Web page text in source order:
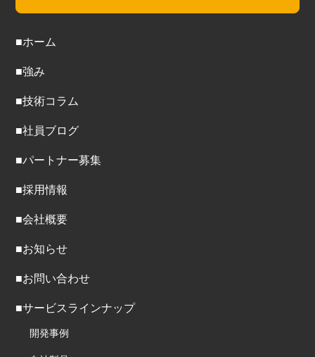
■ホーム
■強み
■技術コラム
■社員ブログ
■パートナー募集
■採用情報
■会社概要
■お知らせ
■お問い合わせ
■サービスラインナップ
開発事例